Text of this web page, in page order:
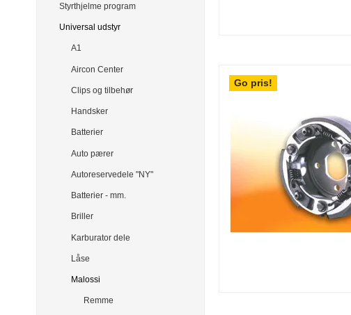
Styrthjelme program
Universal udstyr
A1
Aircon Center
Clips og tilbehør
Handsker
Batterier
Auto pærer
Autoreservedele "NY"
Batterier - mm.
Briller
Karburator dele
Låse
Malossi
Remme
Go pris!